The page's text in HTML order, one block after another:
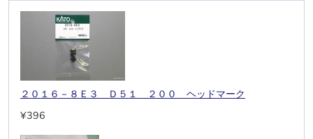
２０１６－８Ｅ３ Ｄ５１ ２００ ヘッドマーク
¥396